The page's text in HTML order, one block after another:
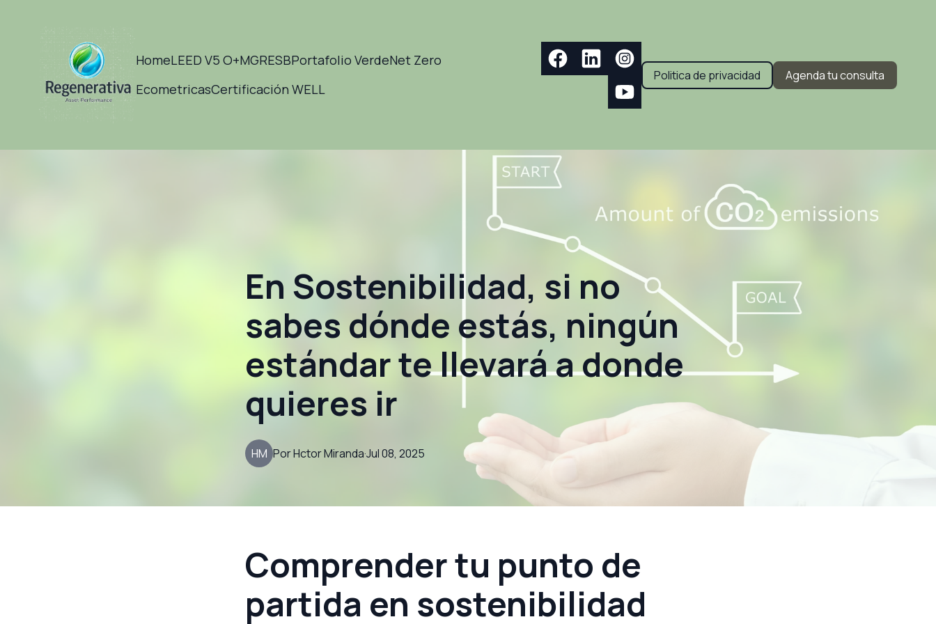
HomeLEED V5 O+MGRESBPortafolio VerdeNet Zero
EcometricasCertificación WELL
Politica de privacidad Agenda tu consulta
En Sostenibilidad, si no
sabes dónde estás, ningún
estándar te llevará a donde
quieres ir
HM Jul 08, 2025
·
PorHctorMiranda
Comprender tu punto de
partida en sostenibilidad